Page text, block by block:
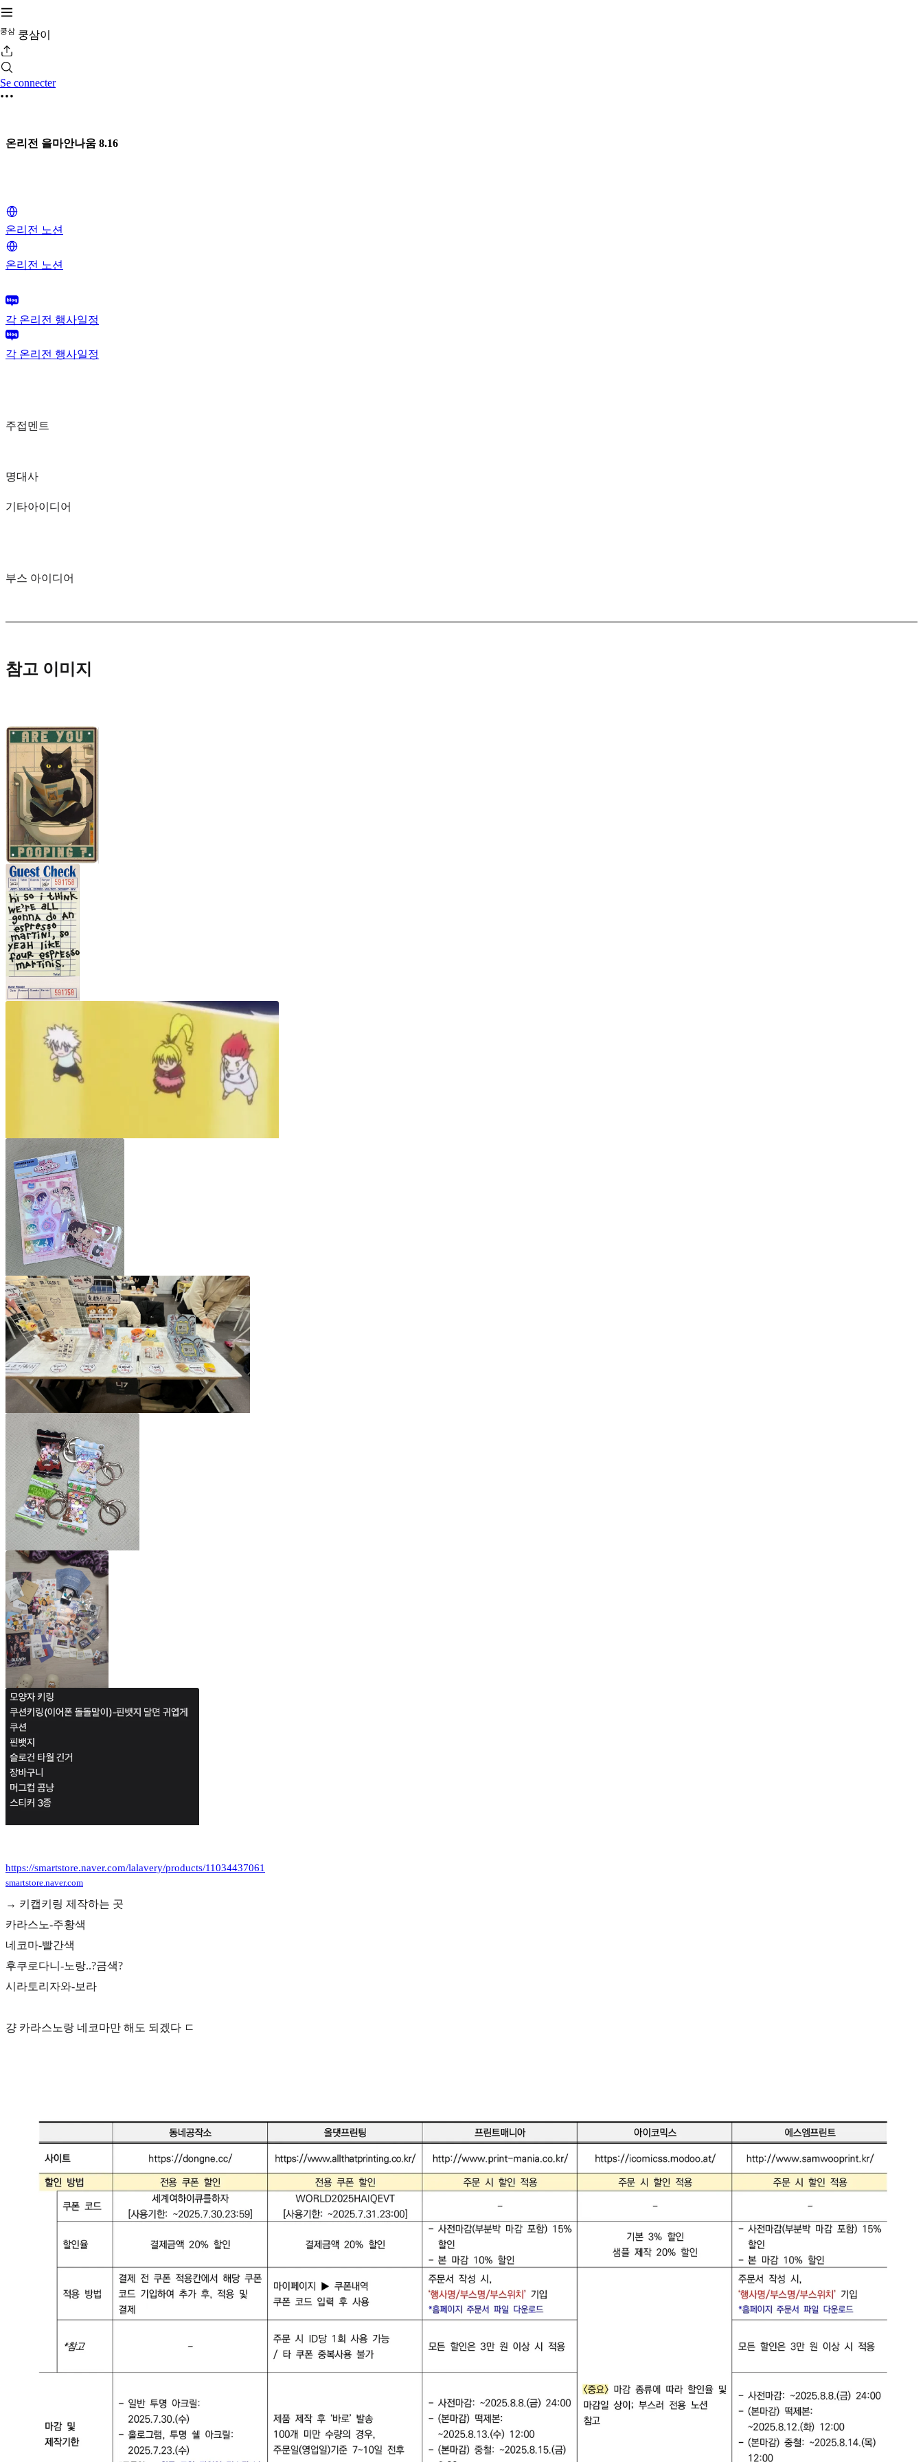
쿵삼 쿵삼이
Se connecter
온리전 을마안나움 8.16
온리전 노션
온리전 노션
각 온리전 행사일정
각 온리전 행사일정
주접멘트
명대사
기타아이디어
부스 아이디어
참고 이미지
https://smartstore.naver.com/lalavery/products/11034437061
smartstore.naver.com
→ 키캡키링 제작하는 곳
카라스노-주황색
네코마-빨간색
후쿠로다니-노랑..?금색?
시라토리자와-보라
걍 카라스노랑 네코마만 해도 되겠다 ㄷ